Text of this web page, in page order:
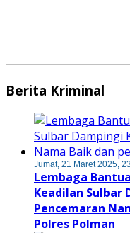
Berita Kriminal
Jumat, 21 Maret 2025,
Lembaga
Keadilan Sulbar
Pencemaran
Polres Polman